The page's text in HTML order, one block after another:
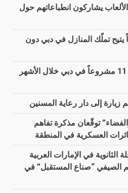
يشاركون انطباعاتهم حول
تملّك المنازل في دبي دون
دانوب العقارية تعلن تسليم 11 مشروعاً في دبي خلال الأشهر
زيارة إلى دار رعاية المسنين
توقّعان مذكرة تفاهم
العسكرية في المنطقة
الثانوية في الإمارات العربية
الصيفي “صناع المستقبل” في